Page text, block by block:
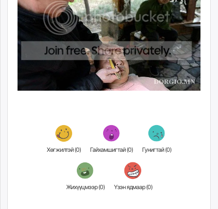
Хөгжилтэй (0) Гайхамшигтай (0) Гунигтай (0)
Жихүүцмээр (0) Үзэн ядмаар (0)